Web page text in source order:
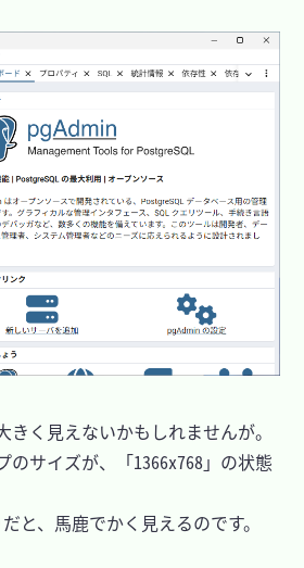
く見えないかもしれませんが。
サイズが、「1366x768」の状態
と、馬鹿でかく見えるのです。